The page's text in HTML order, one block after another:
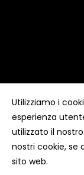
Copyright ©
diritti riservati
Utilizziamo i
esperienza
utilizzato il
nostri cookie, se
sito web.